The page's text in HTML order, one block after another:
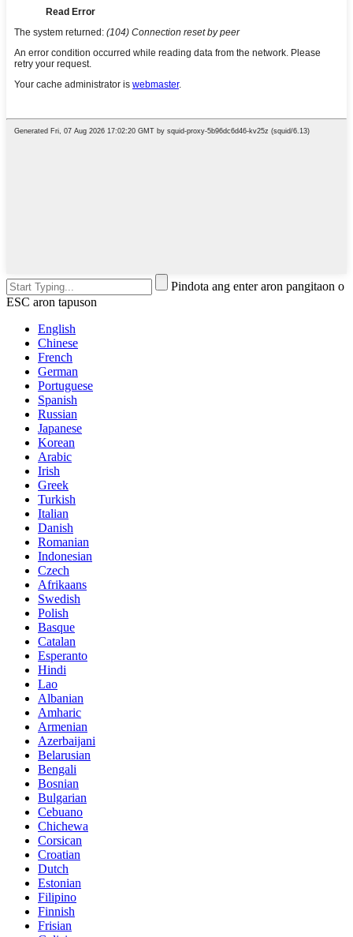
Pindota ang enter aron pangitaon o
ESC aron tapuson
English
Chinese
French
German
Portuguese
Spanish
Russian
Japanese
Korean
Arabic
Irish
Greek
Turkish
Italian
Danish
Romanian
Indonesian
Czech
Afrikaans
Swedish
Polish
Basque
Catalan
Esperanto
Hindi
Lao
Albanian
Amharic
Armenian
Azerbaijani
Belarusian
Bengali
Bosnian
Bulgarian
Cebuano
Chichewa
Corsican
Croatian
Dutch
Estonian
Filipino
Finnish
Frisian